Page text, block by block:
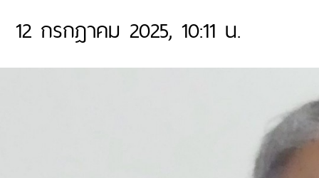
12 กรกฎาคม 2025, 10:11 น.